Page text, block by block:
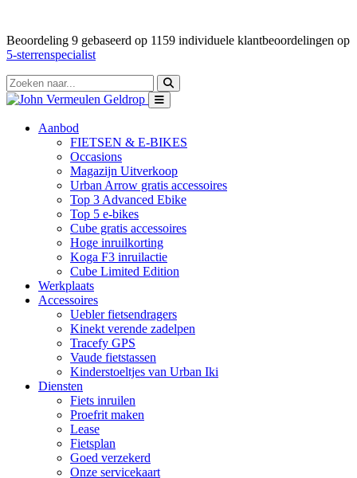
Beoordeling 9 gebaseerd op 1159 individuele klantbeoordelingen op
5-sterrenspecialist
Aanbod
FIETSEN & E-BIKES
Occasions
Magazijn Uitverkoop
Urban Arrow gratis accessoires
Top 3 Advanced Ebike
Top 5 e-bikes
Cube gratis accessoires
Hoge inruilkorting
Koga F3 inruilactie
Cube Limited Edition
Werkplaats
Accessoires
Uebler fietsendragers
Kinekt verende zadelpen
Tracefy GPS
Vaude fietstassen
Kinderstoeltjes van Urban Iki
Diensten
Fiets inruilen
Proefrit maken
Lease
Fietsplan
Goed verzekerd
Onze servicekaart